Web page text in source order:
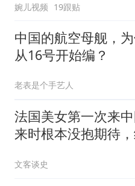
婉儿视频 19跟贴
中国的航空母舰，
从16号开始编？
老表是个手艺人
法国美女第一次来中
来时根本没抱期待，
文客谈史